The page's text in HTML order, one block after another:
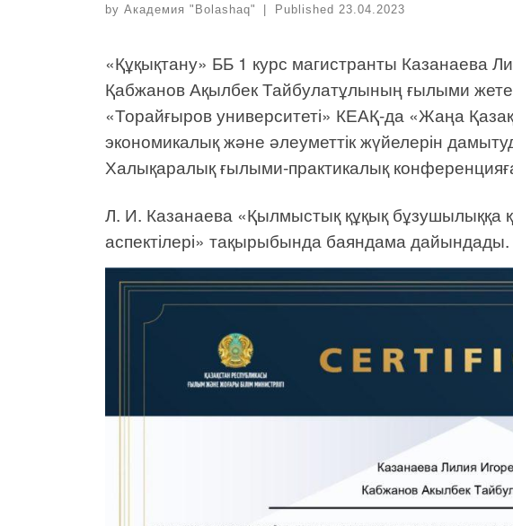
by Академия "Bolashaq" Published 23.04.2023
«Құқықтану» ББ 1 курс магистранты Казанаева
Қабжанов Ақылбек Тайбулатұлының ғылыми
«Торайғыров университеті» КЕАҚ-да «Жаңа
экономикалық және әлеуметтік жүйелерін
Халықаралық ғылыми-практикалық
Л. И. Казанаева «Қылмыстық құқық бұзушылыққа
аспектілері» тақырыбында баяндама дайындады.